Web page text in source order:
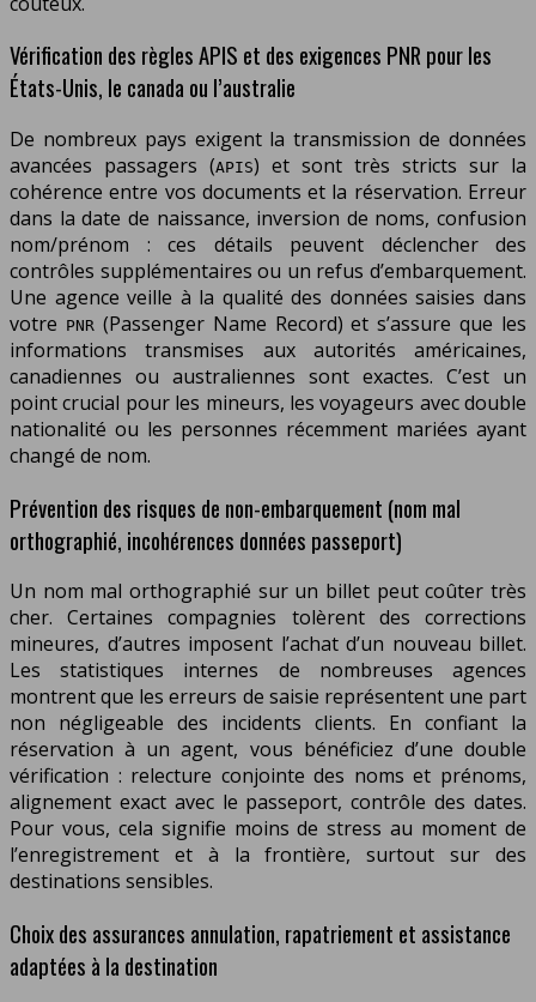
Vérification des règles APIS et des exigences PNR pour les
États-Unis, le canada ou l’australie
De nombreux pays exigent la transmission de données
avancées passagers (APIS) et sont très stricts sur la
cohérence entre vos documents et la réservation. Erreur
dans la date de naissance, inversion de noms, confusion
nom/prénom : ces détails peuvent déclencher des
contrôles supplémentaires ou un refus d’embarquement.
Une agence veille à la qualité des données saisies dans
votre PNR(Passenger Name Record) et s’assure que les
informations transmises aux autorités américaines,
canadiennes ou australiennes sont exactes. C’est un
point crucial pour les mineurs, les voyageurs avec double
nationalité ou les personnes récemment mariées ayant
changé de nom.
Prévention des risques de non-embarquement (nom mal
orthographié, incohérences données passeport)
Un nom mal orthographié sur un billet peut coûter très
cher. Certaines compagnies tolèrent des corrections
mineures, d’autres imposent l’achat d’un nouveau billet.
Les statistiques internes de nombreuses agences
montrent que les erreurs de saisie représentent une part
non négligeable des incidents clients. En confiant la
réservation à un agent, vous bénéficiez d’une double
vérification : relecture conjointe des noms et prénoms,
alignement exact avec le passeport, contrôle des dates.
Pour vous, cela signifie moins de stress au moment de
l’enregistrement et à la frontière, surtout sur des
destinations sensibles.
Choix des assurances annulation, rapatriement et assistance
adaptées à la destination